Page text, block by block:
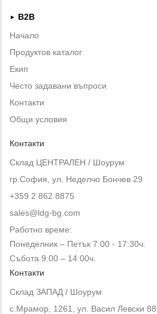
►
B2B
Начало
Продуктов каталог
Екип
Често задавани въпроси
Контакти
Общи условия
Контакти
Склад ЦЕНТРАЛЕН / Шоурум
гр.София, ул. Неделчо Бончев 29
+359 2 862 8875
sales@ldg-bg.com
Работно време:
Понеделник – Петък 7:00 - 17:30ч.
Събота 9:00 – 14:00ч.
Контакти
Склад ЗАПАД / Шоурум
с.Мрамор, 1261, ул. Васил Левски 88